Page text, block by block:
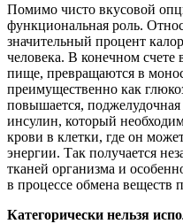
Помимо чисто вкусовой
функциональная роль.
значительный процент
человека. В конечном счете
пище, превращаются в
преимущественно как
повышается,
инсулин, который
крови в клетки, где он
энергии. Так получается
тканей организма и
в процессе обмена веществ
Категорически нельзя